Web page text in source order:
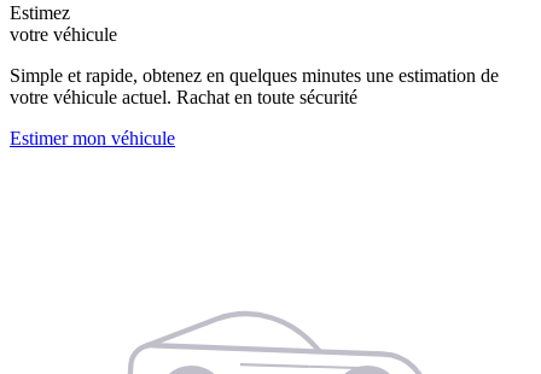
Estimez
votre véhicule
Simple et rapide, obtenez en quelques minutes une estimation de
votre véhicule actuel. Rachat en toute sécurité
Estimer mon véhicule